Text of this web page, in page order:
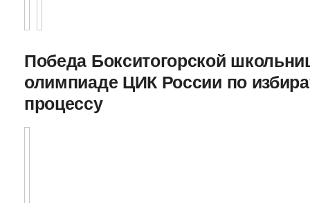
Победа Бокситогорской
олимпиаде ЦИК России по
процессу